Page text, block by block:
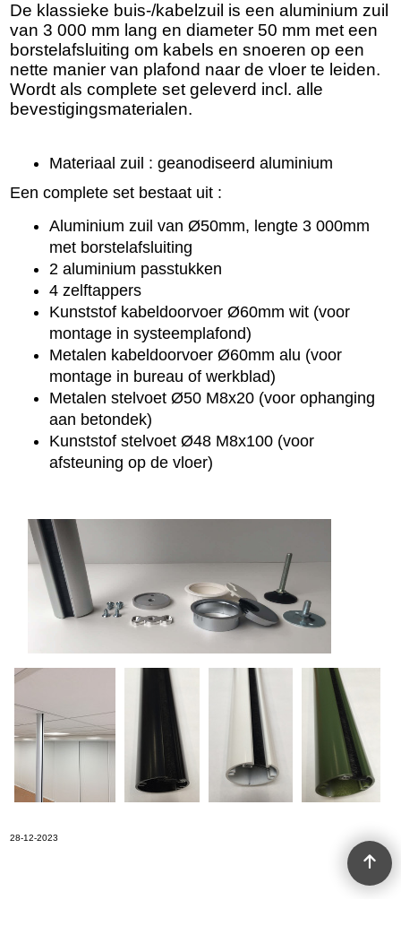
De klassieke buis-/kabelzuil is een aluminium zuil
van 3 000 mm lang en diameter 50 mm met een
borstelafsluiting om kabels en snoeren op een
nette manier van plafond naar de vloer te leiden.
Wordt als complete set geleverd incl. alle
bevestigingsmaterialen.
Materiaal zuil : geanodiseerd aluminium
Een complete set bestaat uit :
Aluminium zuil van Ø50mm, lengte 3 000mm
met borstelafsluiting
2 aluminium passtukken
4 zelftappers
Kunststof kabeldoorvoer Ø60mm wit (voor
montage in systeemplafond)
Metalen kabeldoorvoer Ø60mm alu (voor
montage in bureau of werkblad)
Metalen stelvoet Ø50 M8x20 (voor ophanging
aan betondek)
Kunststof stelvoet Ø48 M8x100 (voor
afsteuning op de vloer)
28-12-2023